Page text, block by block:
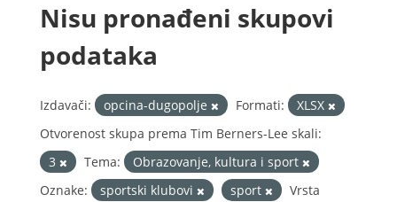
Nisu pronađeni skupovi
podataka
Izdavači: opcina-dugopolje Formati:
XLSX
Otvorenost skupa prema Tim Berners-Lee skali:
3
Tema:
Obrazovanje, kultura i sport
Oznake:
sportski klubovi sport
Vrsta